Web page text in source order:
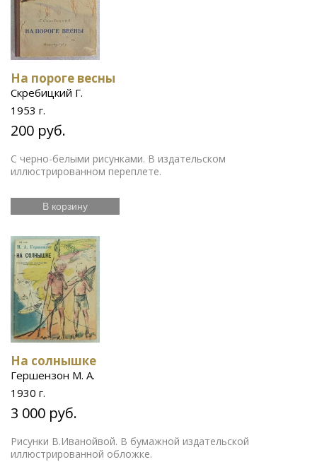
На пороге весны
Скребицкий Г.
1953 г.
200 руб.
С черно-белыми рисунками. В издательском
иллюстрированном переплете.
В корзину
На солнышке
Гершензон М. А.
1930 г.
3 000 руб.
Рисунки В.Иванойвой. В бумажной издательской
иллюстрированной обложке.